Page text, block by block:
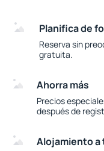
Planifica de
Reserva sin
gratuita.
Ahorra más
Precios
después de
Alojamiento